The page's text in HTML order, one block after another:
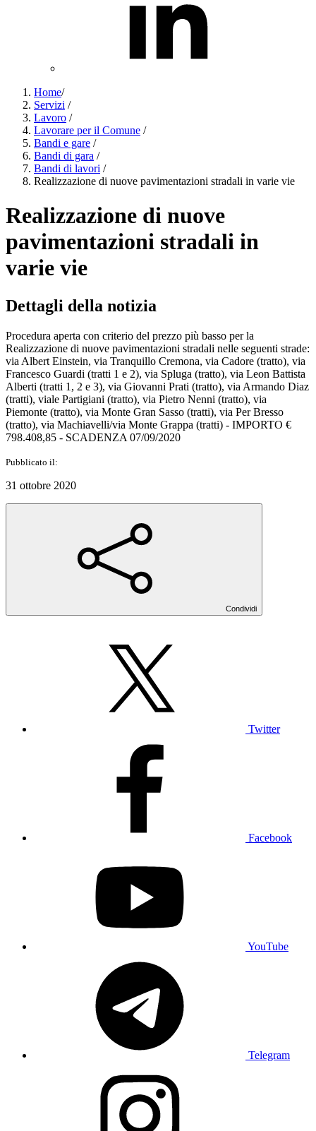
Home/
Servizi /
Lavoro /
Lavorare per il Comune /
Bandi e gare /
Bandi di gara /
Bandi di lavori /
Realizzazione di nuove pavimentazioni stradali in varie vie
Realizzazione di nuove
pavimentazioni stradali in
varie vie
Dettagli della notizia
Procedura aperta con criterio del prezzo più basso per la
Realizzazione di nuove pavimentazioni stradali nelle seguenti strade:
via Albert Einstein, via Tranquillo Cremona, via Cadore (tratto), via
Francesco Guardi (tratti 1 e 2), via Spluga (tratto), via Leon Battista
Alberti (tratti 1, 2 e 3), via Giovanni Prati (tratto), via Armando Diaz
(tratti), viale Partigiani (tratto), via Pietro Nenni (tratto), via
Piemonte (tratto), via Monte Gran Sasso (tratti), via Per Bresso
(tratto), via Machiavelli/via Monte Grappa (tratti) - IMPORTO €
798.408,85 - SCADENZA 07/09/2020
Pubblicato il:
31 ottobre 2020
Condividi
Twitter
Facebook
YouTube
Telegram